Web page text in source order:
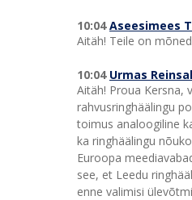
10:04Aseesimees
Aitäh! Teile on
10:04 Urmas
Aitäh! Proua Kersna,
rahvusringhäälingu
toimus analoogiline
ka ringhäälingu
Euroopa
see, et Leedu
enne valimisi